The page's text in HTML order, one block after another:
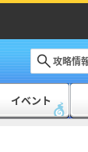
イベント